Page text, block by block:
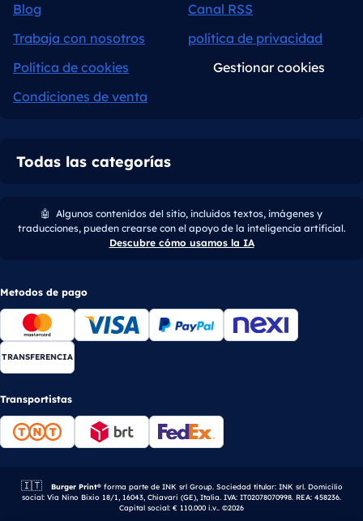
Blog
Canal RSS
Trabaja con nosotros
política de privacidad
Política de cookies
Gestionar cookies
Condiciones de venta
Todas las categorías
🤖 Algunos contenidos del sitio, incluidos textos, imágenes y
traducciones, pueden crearse con el apoyo de la inteligencia artificial.
Descubre cómo usamos la IA
Metodos de pago
TRANSFERENCIA
Transportistas
🇮🇹 Empresa italiana.
Burger Print®forma parte de INK srl Group. Sociedad titular: INK srl. Domicilio
social: Via Nino Bixio 18/1, 16043, Chiavari (GE), Italia. IVA: IT02078070998. REA: 458236.
Capital social: € 110.000 i.v.. ©2026